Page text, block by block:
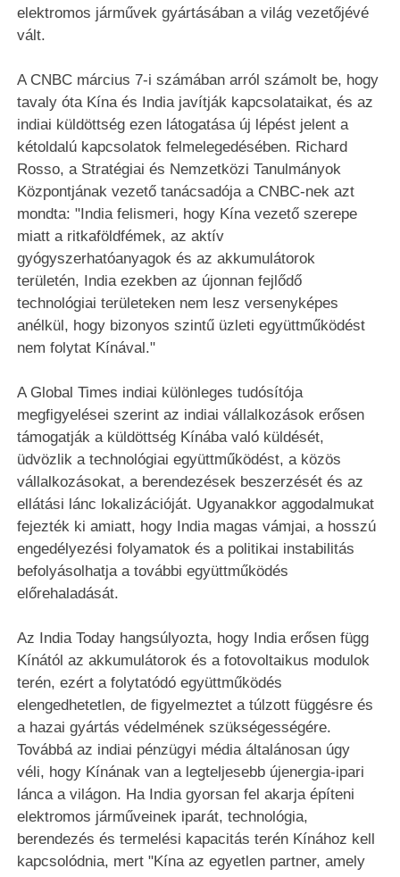
elektromos járművek gyártásában a világ vezetőjévé
vált.
A CNBC március 7-i számában arról számolt be, hogy
tavaly óta Kína és India javítják kapcsolataikat, és az
indiai küldöttség ezen látogatása új lépést jelent a
kétoldalú kapcsolatok felmelegedésében. Richard
Rosso, a Stratégiai és Nemzetközi Tanulmányok
Központjának vezető tanácsadója a CNBC-nek azt
mondta: "India felismeri, hogy Kína vezető szerepe
miatt a ritkaföldfémek, az aktív
gyógyszerhatóanyagok és az akkumulátorok
területén, India ezekben az újonnan fejlődő
technológiai területeken nem lesz versenyképes
anélkül, hogy bizonyos szintű üzleti együttműködést
nem folytat Kínával."
A Global Times indiai különleges tudósítója
megfigyelései szerint az indiai vállalkozások erősen
támogatják a küldöttség Kínába való küldését,
üdvözlik a technológiai együttműködést, a közös
vállalkozásokat, a berendezések beszerzését és az
ellátási lánc lokalizációját. Ugyanakkor aggodalmukat
fejezték ki amiatt, hogy India magas vámjai, a hosszú
engedélyezési folyamatok és a politikai instabilitás
befolyásolhatja a további együttműködés
előrehaladását.
Az India Today hangsúlyozta, hogy India erősen függ
Kínától az akkumulátorok és a fotovoltaikus modulok
terén, ezért a folytatódó együttműködés
elengedhetetlen, de figyelmeztet a túlzott függésre és
a hazai gyártás védelmének szükségességére.
Továbbá az indiai pénzügyi média általánosan úgy
véli, hogy Kínának van a legteljesebb újenergia-ipari
lánca a világon. Ha India gyorsan fel akarja építeni
elektromos járműveinek iparát, technológia,
berendezés és termelési kapacitás terén Kínához kell
kapcsolódnia, mert "Kína az egyetlen partner, amely